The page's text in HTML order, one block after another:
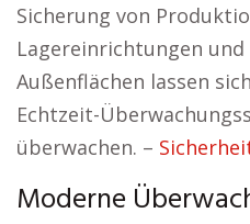
Sicherung von
Lagereinrichtungen und
Außenflächen lassen
Echtzeit-
überwachen. –
Moderne